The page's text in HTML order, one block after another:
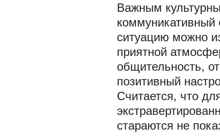
Важным
ситуацию можно
приятной
общительность,
позитивный
Считается, что
стараются не